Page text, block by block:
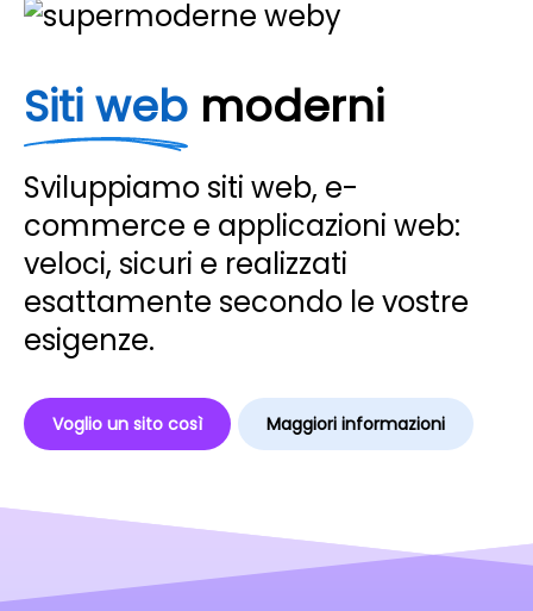
Siti web moderni
Sviluppiamo siti web, e-
commerce e applicazioni web:
veloci, sicuri e realizzati
esattamente secondo le vostre
esigenze.
Voglio un sito così Maggiori informazioni